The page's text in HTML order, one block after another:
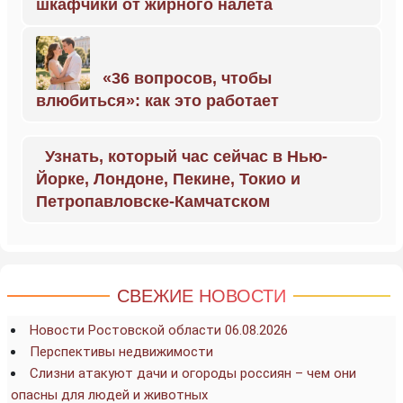
шкафчики от жирного налёта
«36 вопросов, чтобы
влюбиться»: как это работает
Узнать, который час сейчас в Нью-
Йорке, Лондоне, Пекине, Токио и
Петропавловске-Камчатском
СВЕЖИЕ НОВОСТИ
Новости Ростовской области 06.08.2026
Перспективы недвижимости
Слизни атакуют дачи и огороды россиян – чем они
опасны для людей и животных